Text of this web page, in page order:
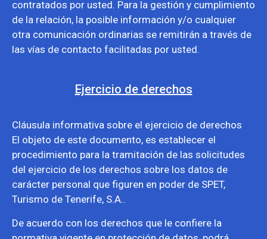
contratados por usted. Para la gestión y cumplimiento
de la relación, la posible información y/o cualquier
otra comunicación ordinarias se remitirán a través de
las vías de contacto facilitadas por usted.
Ejercicio de derechos
Cláusula informativa sobre el ejercicio de derechos
El objeto de este documento, es establecer el
procedimiento para la tramitación de las solicitudes
del ejercicio de los derechos sobre los datos de
carácter personal que figuren en poder de SPET,
Turismo de Tenerife, S.A..
De acuerdo con los derechos que le confiere la